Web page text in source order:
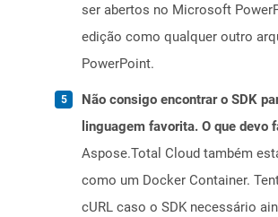
ser abertos no Microsoft
edição como qualquer outro
PowerPoint.
Não consigo encontrar o SDK
linguagem favorita. O que devo
Aspose.Total Cloud também
como um Docker Container.
cURL caso o SDK necessário